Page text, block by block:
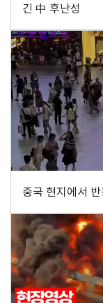
긴 中 후난성
중국 현지에서